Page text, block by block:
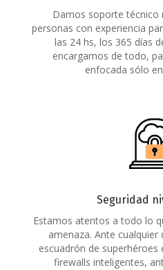
Damos soporte técnico
personas con experiencia
las 24 hs, los 365 días
encargamos de todo,
enfocada sólo
Seguridad
Estamos atentos a todo lo
amenaza. Ante
escuadrón de
firewalls inteligentes,